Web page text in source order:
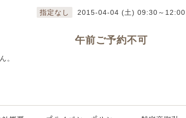
指定なし 2015-04-04 (土) 09:30～12:00
午前ご予約不可
。